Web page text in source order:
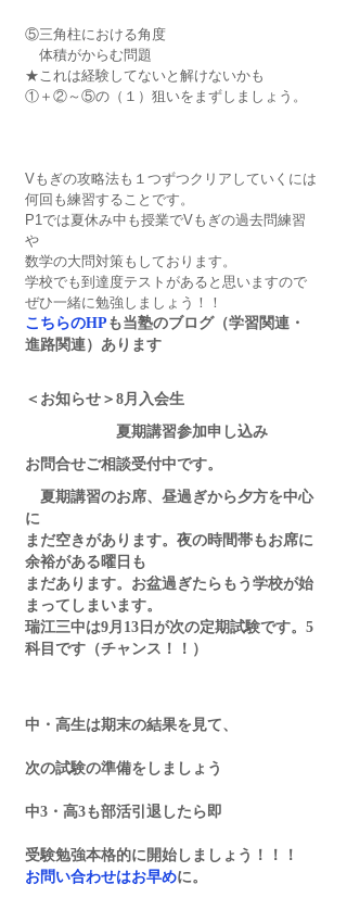
⑤三角柱における角度
体積がからむ問題
★これは経験してないと解けないかも
①＋②～⑤の（１）狙いをまずしましょう。
Vもぎの攻略法も１つずつクリアしていくには
何回も練習することです。
P1では夏休み中も授業でVもぎの過去問練習
や
数学の大問対策もしております。
学校でも到達度テストがあると思いますので
ぜひ一緒に勉強しましょう！！
こちらのHP も当塾のブログ（学習関連・
進路関連）あります
＜お知らせ＞8月入会生
夏期講習参加申し込み
お問合せご相談受付中です。
夏期講習のお席、昼過ぎから夕方を中心
に
まだ空きがあります。夜の時間帯もお席に
余裕がある曜日も
まだあります。お盆過ぎたらもう学校が始
まってしまいます。
瑞江三中は9月13日が次の定期試験です。5
科目です（チャンス！！）
中・高生は期末の結果を見て、
次の試験の準備をしましょう
中3・高3も部活引退したら即
受験勉強本格的に開始しましょう！！！
お問い合わせはお早めに。